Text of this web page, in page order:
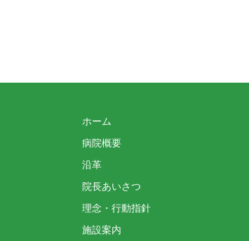
ホーム
病院概要
沿革
院長あいさつ
理念・行動指針
施設案内